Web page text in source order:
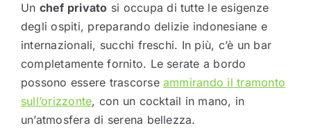
Un chef privato si occupa di tutte le esigenze
degli ospiti, preparando delizie indonesiane e
internazionali, succhi freschi. In più, c’è un bar
completamente fornito. Le serate a bordo
possono essere trascorseammirando il tramonto
sull’orizzonte, con un cocktail in mano, in
un’atmosfera di serena bellezza.